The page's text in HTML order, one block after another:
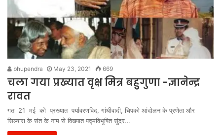
bhupendra May 23, 2021 669
चला गया प्रख्यात वृक्ष मित्र बहुगुणा -ज्ञानेन्द्र
रावत
गत 21 मई को प्रख्यात पर्यावरणविद, गांधीवादी, चिपको आंदोलन के प्रणेता और
सिल्यारा के संत के नाम से विख्यात पद्मविभूषित सुंदर…